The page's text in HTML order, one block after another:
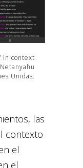
in context
Unidas.
las
contexto
el
el